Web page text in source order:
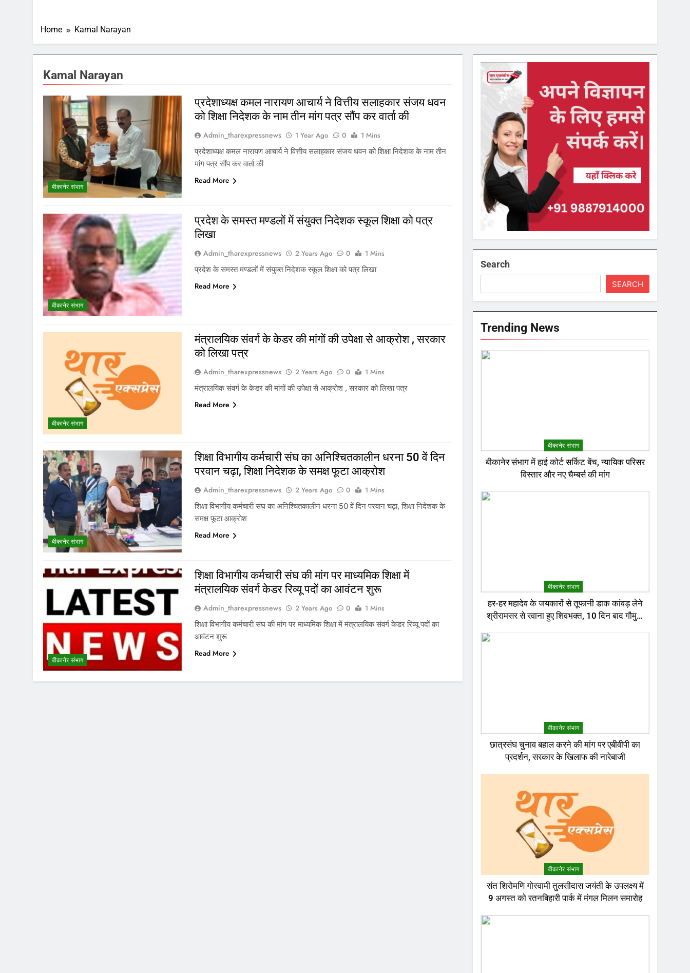
Home Kamal Narayan
Kamal Narayan
बीकानेर संभाग
प्रदेशाध्यक्ष कमल नारायण आचार्य ने वित्तीय सलाहकार संजय धवन
को शिक्षा निदेशक के नाम तीन मांग पत्र सौंप कर वार्ता की
Admin_tharexpressnews 1 Year Ago 0
1 Mins
प्रदेशाध्यक्ष कमल नारायण आचार्य ने वित्तीय सलाहकार संजय धवन को शिक्षा निदेशक के नाम तीन
मांग पत्र सौंप कर वार्ता की
Read More
बीकानेर संभाग
प्रदेश के समस्त मण्डलों में संयुक्त निदेशक स्कूल शिक्षा को पत्र
लिखा
Admin_tharexpressnews 2 Years Ago 0
1 Mins
प्रदेश के समस्त मण्डलों में संयुक्त निदेशक स्कूल शिक्षा को पत्र लिखा
Read More
बीकानेर संभाग
मंत्रालयिक संवर्ग के केडर की मांगों की उपेक्षा से आक्रोश , सरकार
को लिखा पत्र
Admin_tharexpressnews 2 Years Ago 0
1 Mins
मंत्रालयिक संवर्ग के केडर की मांगों की उपेक्षा से आक्रोश , सरकार को लिखा पत्र
Read More
बीकानेर संभाग
शिक्षा विभागीय कर्मचारी संघ का अनिश्चितकालीन धरना 50 वें दिन
परवान चढ़ा, शिक्षा निदेशक के समक्ष फूटा आक्रोश
Admin_tharexpressnews 2 Years Ago 0
1 Mins
शिक्षा विभागीय कर्मचारी संघ का अनिश्चितकालीन धरना 50 वें दिन परवान चढ़ा, शिक्षा निदेशक के
समक्ष फूटा आक्रोश
Read More
बीकानेर संभाग
शिक्षा विभागीय कर्मचारी संघ की मांग पर माध्यमिक शिक्षा में
मंत्रालयिक संवर्ग केडर रिव्यू पदों का आवंटन शुरू
Admin_tharexpressnews 2 Years Ago 0
1 Mins
शिक्षा विभागीय कर्मचारी संघ की मांग पर माध्यमिक शिक्षा में मंत्रालयिक संवर्ग केडर रिव्यू पदों का
आवंटन शुरू
Read More
Search
SEARCH
Trending News
बीकानेर संभाग
बीकानेर संभाग में हाई कोर्ट सर्किट बेंच, न्यायिक परिसर
विस्तार और नए चैम्बर्स की मांग
बीकानेर संभाग
हर-हर महादेव के जयकारों से तूफानी डाक कांवड़ लेने
श्रीरामसर से रवाना हुए शिवभक्त, 10 दिन बाद गौमुख
बीकानेर संभाग
छात्रसंघ चुनाव बहाल करने की मांग पर एबीवीपी का
प्रदर्शन, सरकार के खिलाफ की नारेबाजी
बीकानेर संभाग
संत शिरोमणि गोस्वामी तुलसीदास जयंती के उपलक्ष्य में
9 अगस्त को रतनबिहारी पार्क में मंगल मिलन समारोह